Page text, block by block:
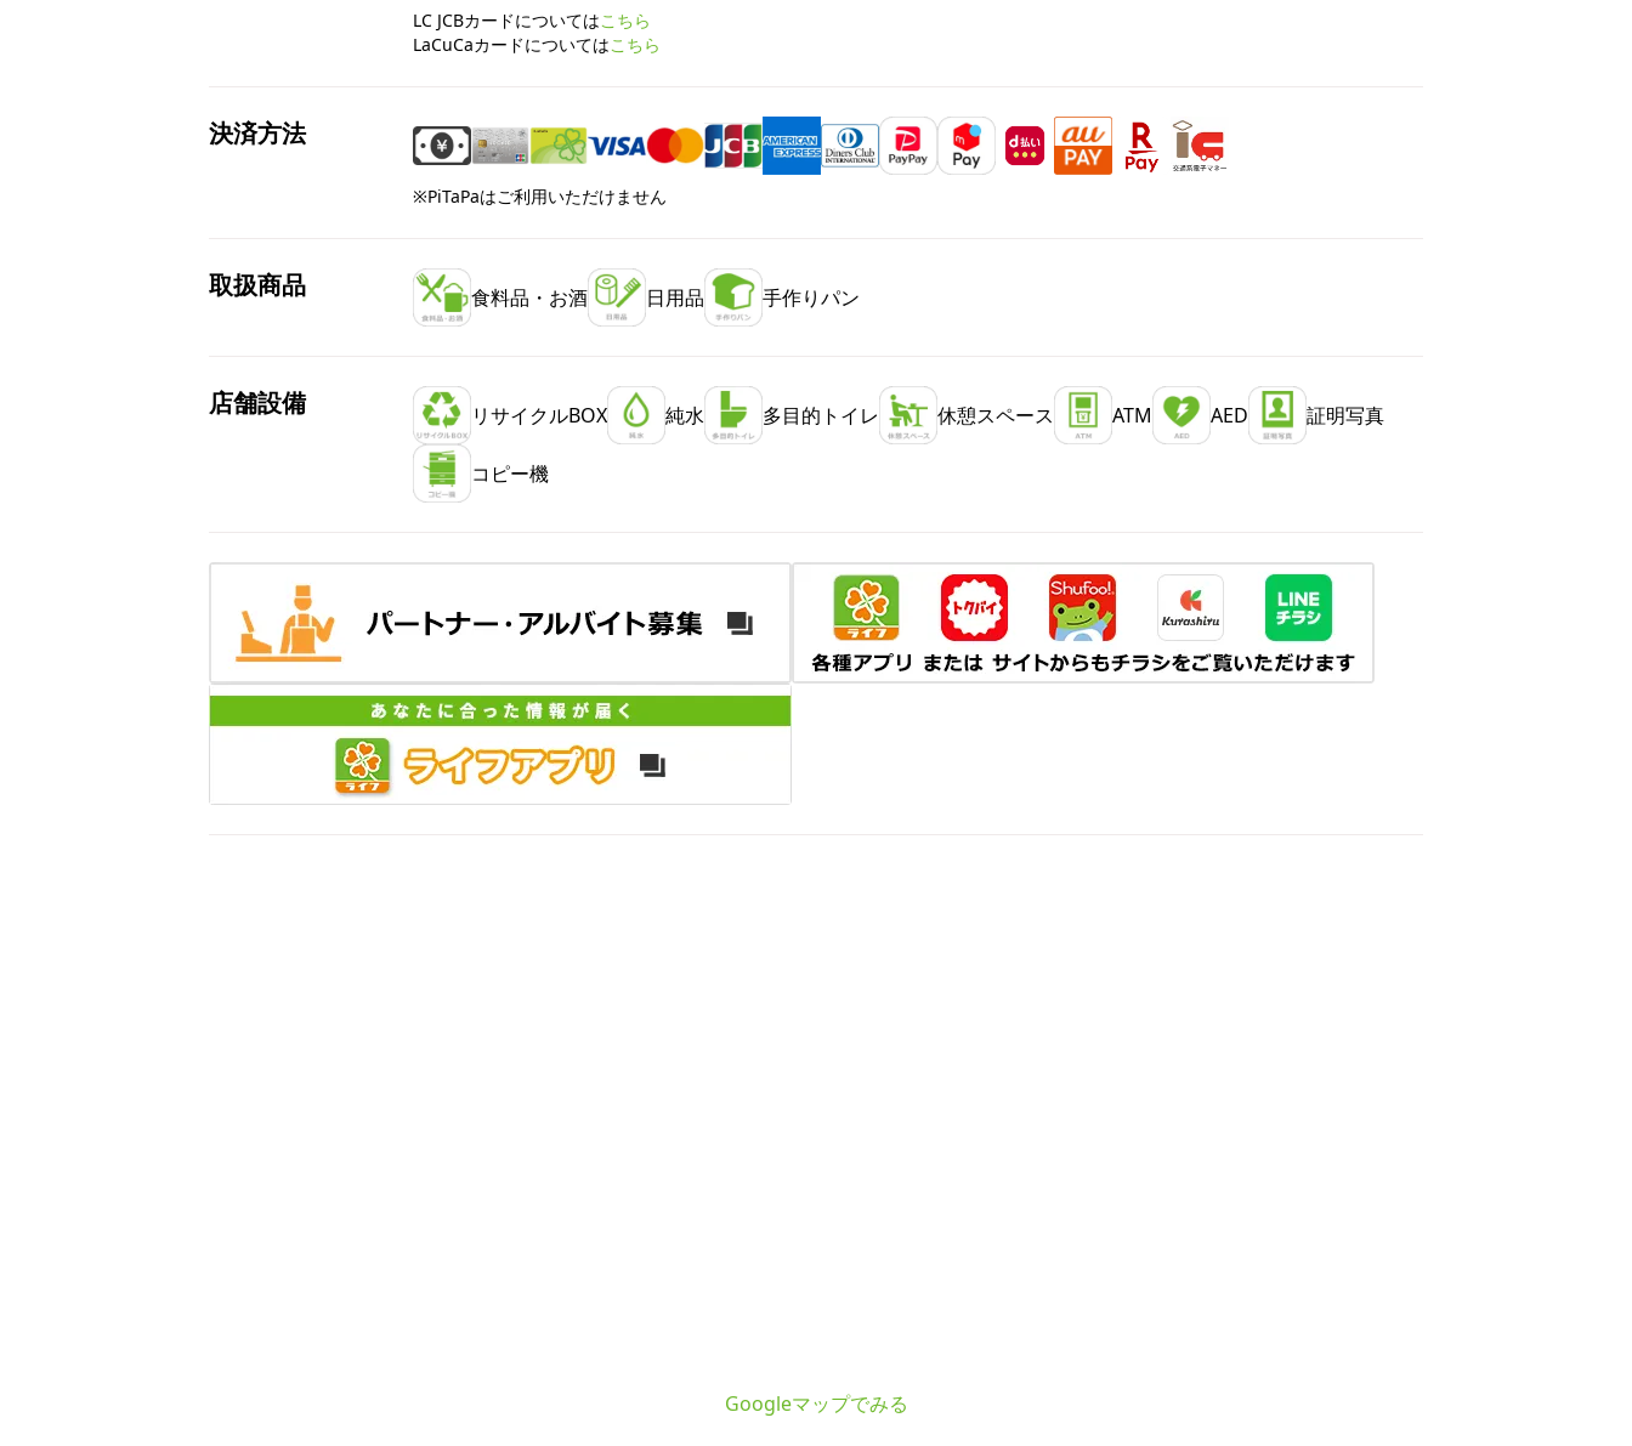
LC JCBカードについてはこちら
LaCuCaカードについてはこちら
決済方法
※PiTaPaはご利用いただけません
取扱商品 食料品・お酒 日用品 手作りパン
店舗設備 リサイクルBOX 純水 多目的トイレ 休憩スペース ATM AED 証明写真
コピー機
Googleマップでみる